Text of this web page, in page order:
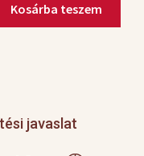
Kosárba teszem
javaslat